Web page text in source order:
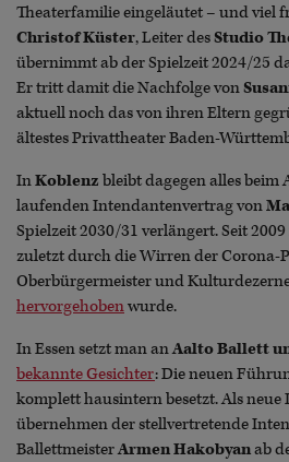
Theaterfamilie eingeläutet – und viel
Christof Küster, Leiter desStudio
übernimmt ab der Spielzeit 2024/25
Er tritt damit die Nachfolge von
aktuell noch das von ihren Eltern
ältestes Privattheater Baden-
InKoblenz bleibt dagegen alles beim
laufenden Intendantenvertrag von
Spielzeit 2030/31 verlängert. Seit
zuletzt durch die Wirren der Corona-
Oberbürgermeister und
hervorgehobenwurde.
In Essen setzt man anAalto Ballett
bekannte Gesichter: Die neuen
komplett hausintern besetzt. Als neue
übernehmen der stellvertretende
BallettmeisterArmen Hakobyanab